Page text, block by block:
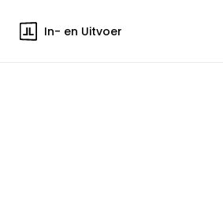
In- en Uitvoer